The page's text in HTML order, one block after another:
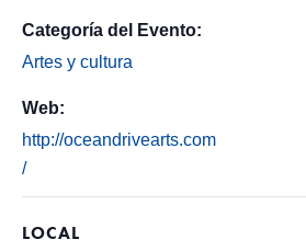
Categoría del Evento:
Artes y cultura
Web:
http://oceandrivearts.com
/
LOCAL